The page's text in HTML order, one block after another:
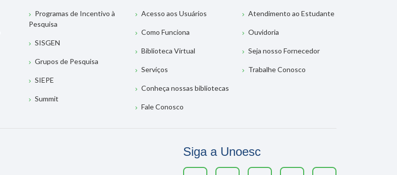
Programas de Incentivo à
Pesquisa
SISGEN
Grupos de Pesquisa
SIEPE
Summit
Acesso aos Usuários
Como Funciona
Biblioteca Virtual
Serviços
Conheça nossas bibliotecas
Fale Conosco
Atendimento ao Estudante
Ouvidoria
Seja nosso Fornecedor
Trabalhe Conosco
Siga a Unoesc